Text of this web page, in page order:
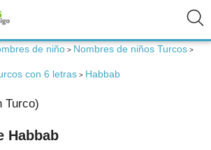
de niño > Nombres de niños Turcos >
con 6 letras > Habbab
Turco)
Habbab